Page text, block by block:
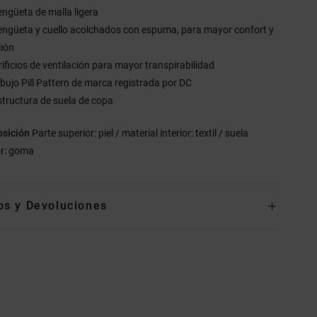
de malla ligera
y cuello acolchados con espuma, para mayor confort y
de ventilación para mayor transpirabilidad
Pill Pattern de marca registrada por DC
de suela de copa
Parte superior: piel / material interior: textil / suela
goma
y Devoluciones